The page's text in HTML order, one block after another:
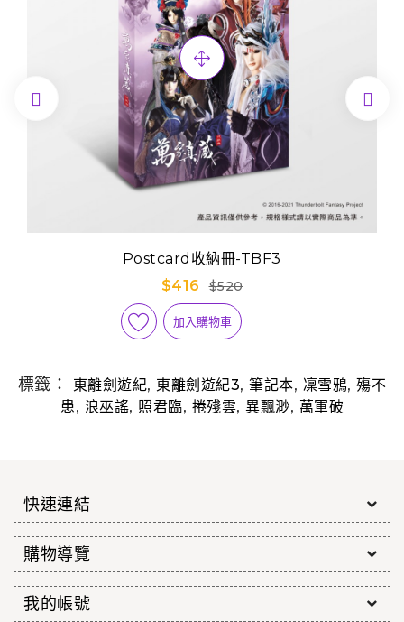
Postcard收納冊-TBF3
$416
$520
加入購物車
 
標籤： 東離劍遊紀, 東離劍遊紀3,筆記本, 凜雪鴉,殤不
患, 浪巫謠, 照君臨, 捲殘雲, 異飄渺, 萬軍破
快速連結
購物導覽
我的帳號